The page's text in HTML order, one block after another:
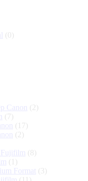
(0)
Canon
(2)
(7)
(17)
(2)
Fujifilm (8)
(1)
Format (3)